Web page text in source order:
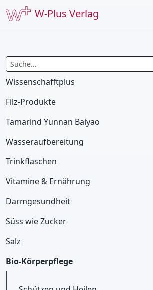
W-Plus Verlag
Wissenschafftplus
Filz-Produkte
Tamarind Yunnan Baiyao
Wasseraufbereitung
Trinkflaschen
Vitamine & Ernährung
Darmgesundheit
Süss wie Zucker
Salz
Bio-Körperpflege